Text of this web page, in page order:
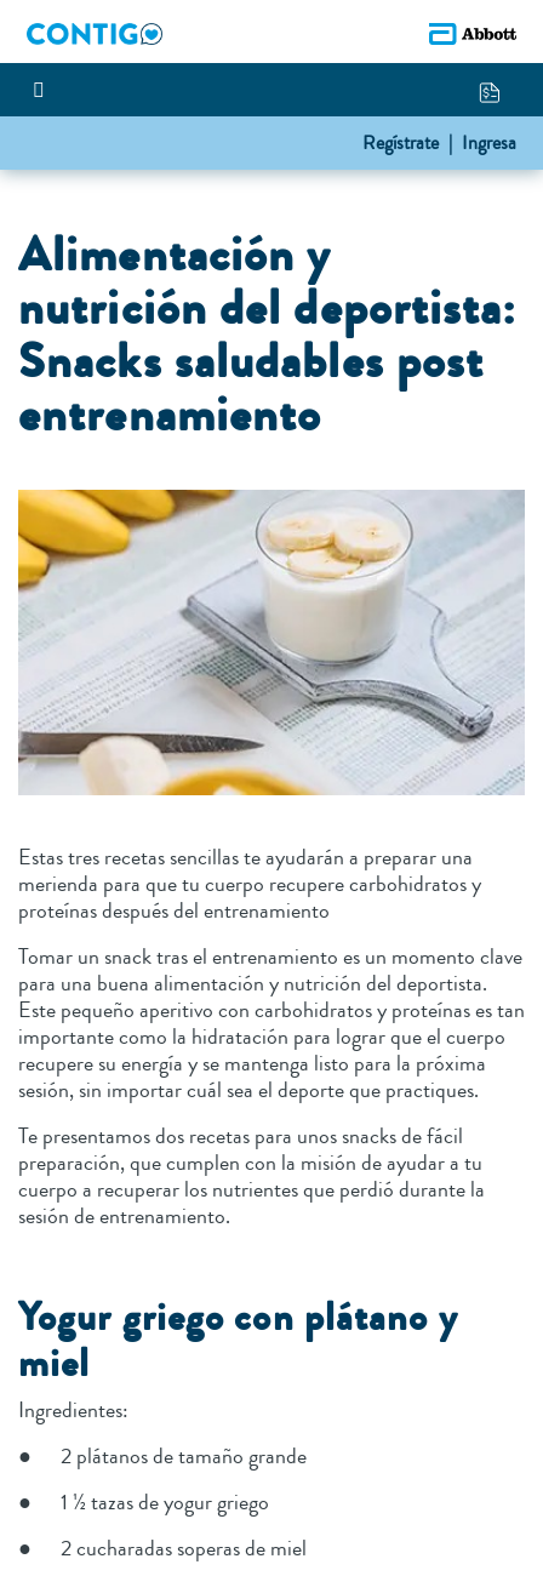
Regístrate | Ingresa
Alimentación y
nutrición del deportista:
Snacks saludables post
entrenamiento
Estas tres recetas sencillas te ayudarán a preparar una
merienda para que tu cuerpo recupere carbohidratos y
proteínas después del entrenamiento
Tomar un snack tras el entrenamiento es un momento clave
para una buena alimentación y nutrición del deportista.
Este pequeño aperitivo con carbohidratos y proteínas es tan
importante como la hidratación para lograr que el cuerpo
recupere su energía y se mantenga listo para la próxima
sesión, sin importar cuál sea el deporte que practiques.
Te presentamos dos recetas para unos snacks de fácil
preparación, que cumplen con la misión de ayudar a tu
cuerpo a recuperar los nutrientes que perdió durante la
sesión de entrenamiento.
Yogur griego con plátano y
miel
Ingredientes:
● 2 plátanos de tamaño grande
● 1 ½ tazas de yogur griego
● 2 cucharadas soperas de miel